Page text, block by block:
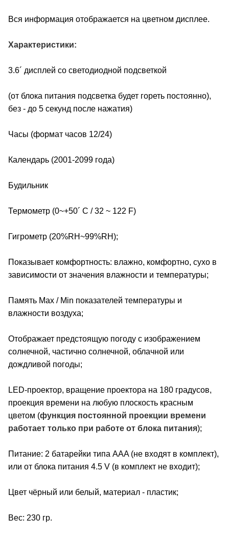
Вся информация отображается на цветном дисплее.
Характеристики:
3.6´ дисплей со светодиодной подсветкой
(от блока питания подсветка будет гореть постоянно),
без - до 5 секунд после нажатия)
Часы (формат часов 12/24)
Календарь (2001-2099 года)
Будильник
Термометр (0~+50´ C / 32 ~ 122 F)
Гигрометр (20%RH~99%RH);
Показывает комфортность: влажно, комфортно, сухо в
зависимости от значения влажности и температуры;
Память Max / Min показателей температуры и
влажности воздуха;
Отображает предстоящую погоду с изображением
солнечной, частично солнечной, облачной или
дождливой погоды;
LED-проектор, вращение проектора на 180 градусов,
проекция времени на любую плоскость красным
цветом (функция постоянной проекции времени
работает только при работе от блока питания);
Питание: 2 батарейки типа AAA (не входят в комплект),
или от блока питания 4.5 V (в комплект не входит);
Цвет чёрный или белый, материал - пластик;
Вес: 230 гр.